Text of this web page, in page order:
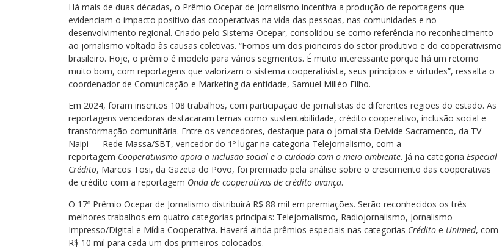
Há mais de duas décadas, o Prêmio Ocepar de Jornalismo incentiva a produção de reportagens que
evidenciam o impacto positivo das cooperativas na vida das pessoas, nas comunidades e no
desenvolvimento regional. Criado pelo Sistema Ocepar, consolidou-se como referência no reconhecimento
ao jornalismo voltado às causas coletivas. “Fomos um dos pioneiros do setor produtivo e do cooperativismo
brasileiro. Hoje, o prêmio é modelo para vários segmentos. É muito interessante porque há um retorno
muito bom, com reportagens que valorizam o sistema cooperativista, seus princípios e virtudes”, ressalta o
coordenador de Comunicação e Marketing da entidade, Samuel Milléo Filho.
Em 2024, foram inscritos 108 trabalhos, com participação de jornalistas de diferentes regiões do estado. As
reportagens vencedoras destacaram temas como sustentabilidade, crédito cooperativo, inclusão social e
transformação comunitária. Entre os vencedores, destaque para o jornalista Deivide Sacramento, da TV
Naipi — Rede Massa/SBT, vencedor do 1º lugar na categoria Telejornalismo, com a
reportagem Cooperativismo apoia a inclusão social e o cuidado com o meio ambiente. Já na categoria Especial
Crédito, Marcos Tosi, da Gazeta do Povo, foi premiado pela análise sobre o crescimento das cooperativas
de crédito com a reportagem Onda de cooperativas de crédito avança.
O 17º Prêmio Ocepar de Jornalismo distribuirá R$ 88 mil em premiações. Serão reconhecidos os três
melhores trabalhos em quatro categorias principais: Telejornalismo, Radiojornalismo, Jornalismo
Impresso/Digital e Mídia Cooperativa. Haverá ainda prêmios especiais nas categorias Crédito e Unimed, com
R$ 10 mil para cada um dos primeiros colocados.